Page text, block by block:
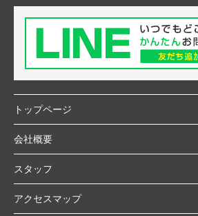
トップページ
会社概要
スタッフ
アクセスマップ